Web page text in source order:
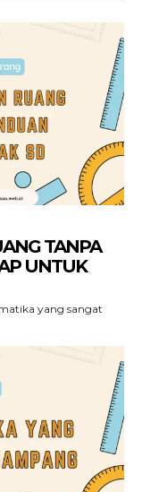
TANPA
UNTUK
yang sangat